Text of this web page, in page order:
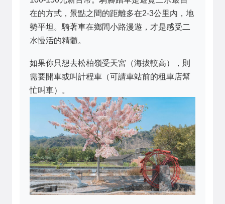
在的方式，景點之間的距離多在2-3公里內，地
勢平坦。騎著車在鄉間小路漫遊，才是感受二
水慢活的精髓。
如果你只想去松柏嶺受天宮（海拔較高），則
需要開車或叫計程車（可請車站前的租車店幫
忙叫車）。